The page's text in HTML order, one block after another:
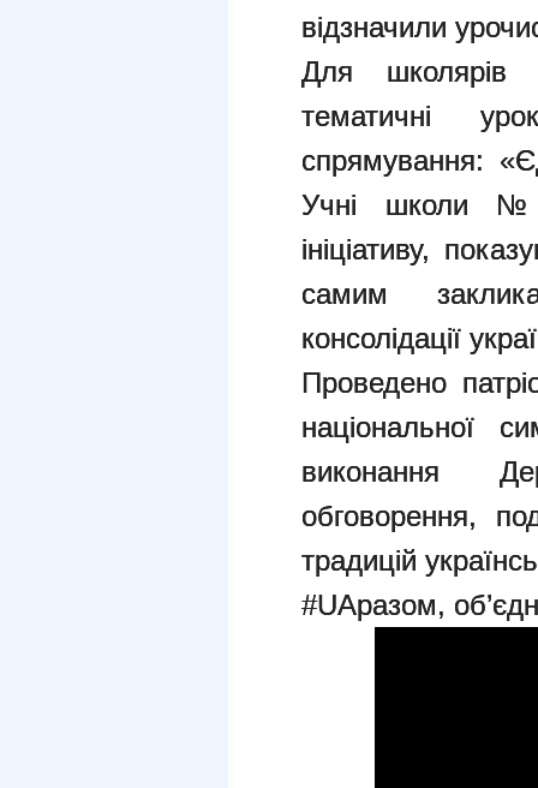
відзначили
Для школярів
тематичні
спрямування:
Учні школи
ініціативу,
самим
консолідації
Проведено
національної
виконання
обговорення,
традицій
#UAразом,